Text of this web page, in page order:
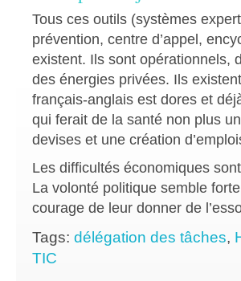
Tous ces outils (systèmes
prévention, centre d’appel,
existent. Ils sont opérationnels,
des énergies privées. Ils
français-anglais est dores et
qui ferait de la santé non plus
devises et une création
Les difficultés économiques
La volonté politique semble
courage de leur donner de
Tags: délégation des tâches,
TIC